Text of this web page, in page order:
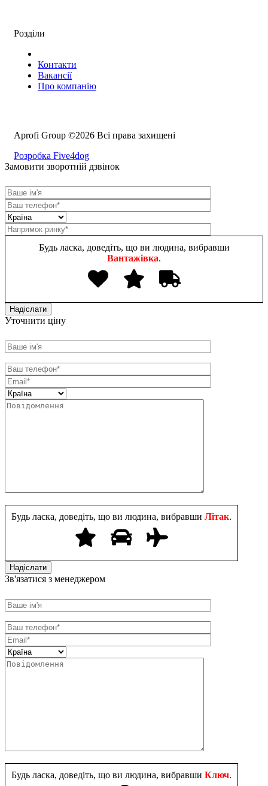
Розділи
Контакти
Вакансії
Про компанію
Aprofi Group ©2026 Всі права захищені
Розробка Five4dog
Замовити зворотній дзвінок
Будь ласка, доведіть, що ви людина, вибравши
Вантажівка.
Уточнити ціну
Будь ласка, доведіть, що ви людина, вибравши Літак.
Зв'язатися з менеджером
Будь ласка, доведіть, що ви людина, вибравши Ключ.